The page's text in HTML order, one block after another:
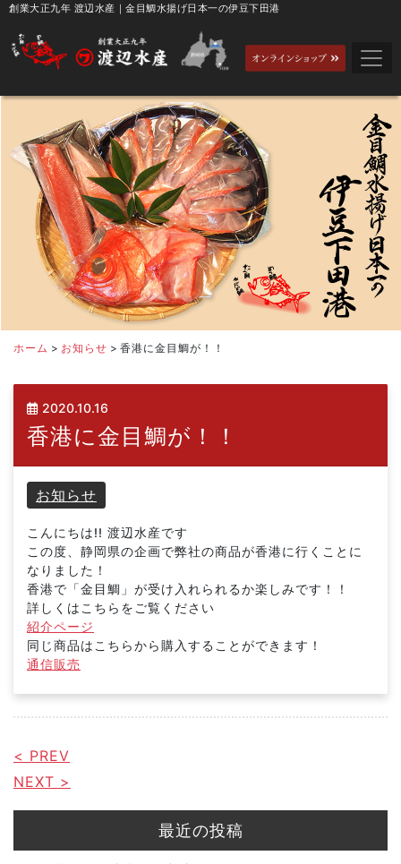
創業大正九年 渡辺水産｜金目鯛水揚げ日本一の伊豆下田港
ホーム > お知らせ > 香港に金目鯛が！！
2020.10.16
香港に金目鯛が！！
お知らせ
こんにちは!! 渡辺水産です
この度、静岡県の企画で弊社の商品が香港に行くことに
なりました！
香港で「金目鯛」が受け入れられるか楽しみです！！
詳しくはこちらをご覧ください
紹介ページ
同じ商品はこちらから購入することができます！
通信販売
< PREV
NEXT >
最近の投稿